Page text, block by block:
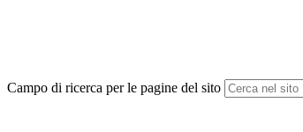
Campo di ricerca per le pagine del sito